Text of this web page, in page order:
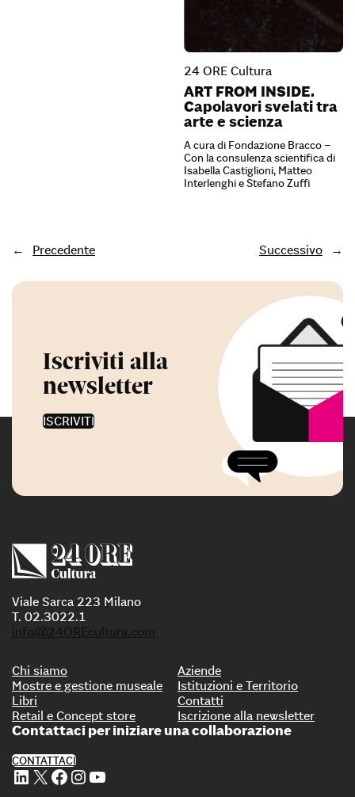
24 ORE Cultura
ART FROM INSIDE.
Capolavori svelati tra
arte e scienza
A cura di Fondazione Bracco –
Con la consulenza scientifica di
Isabella Castiglioni, Matteo
Interlenghi e Stefano Zuffi
← Precedente Successivo →
Iscriviti alla
newsletter
ISCRIVITI
Viale Sarca 223 Milano
T. 02.3022.1
info@24OREcultura.com
Chi siamo
Mostre e gestione museale
Libri
Retail e Concept store
Aziende
Istituzioni e Territorio
Contatti
Iscrizione alla newsletter
Contattaci per iniziare una collaborazione
CONTATTACI
Profilo Linkedin di 24 ORE Cultura Profilo X di 24 ORE Cultura Profilo Facebook di 24 ORE Cultura Profilo Instagram di 24 ORE Cultura Profilo Youtube di 24 ORE Cultura